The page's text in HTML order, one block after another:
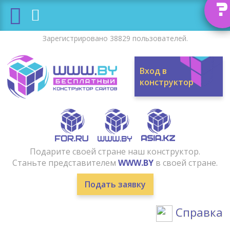
?
Зарегистрировано 38829 пользователей.
Вход в
конструктор
Подарите своей стране наш конструктор.
Станьте представителем WWW.BY в своей стране.
Подать заявку
Справка